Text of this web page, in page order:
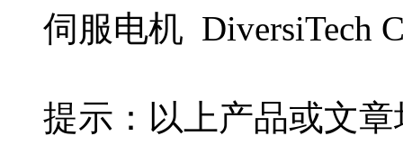
伺服电机 DiversiTech
提示：以上产品或文